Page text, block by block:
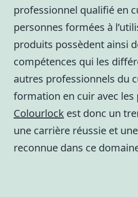
professionnel qualifié en
personnes formées à
produits possèdent ainsi
compétences qui les
autres professionnels du
formation en cuir avec les
Colourlockest donc un
une carrière réussie et
reconnue dans ce